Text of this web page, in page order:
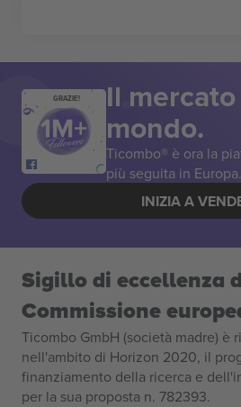
GRAZIE! Il
mondo.
Ticombo® è ora la
più seguita in
INIZIA A
Sigillo di eccellenza
Commissione
Ticombo GmbH (società madre) è
nell'ambito di Horizon 2020, il
finanziamento della ricerca e
per la sua proposta n. 782393.